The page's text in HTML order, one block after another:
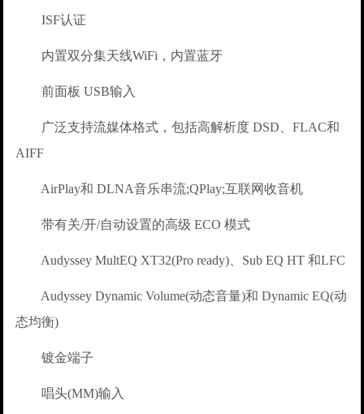
ISF认证
内置双分集天线WiFi，内置蓝牙
前面板 USB输入
广泛支持流媒体格式，包括高解析度 DSD、FLAC和
AIFF
AirPlay和 DLNA音乐串流;QPlay;互联网收音机
带有关/开/自动设置的高级 ECO 模式
Audyssey MultEQ XT32(Pro ready)、Sub EQ HT 和LFC
Audyssey Dynamic Volume(动态音量)和 Dynamic EQ(动
态均衡)
镀金端子
唱头(MM)输入